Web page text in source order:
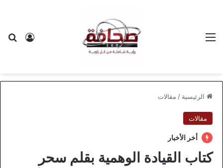
الرئيسية / مقالات
مقالات
أخر الأخبار
كتاب القيادة الوهمية بقلم سحر